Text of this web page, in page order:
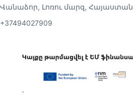
Վանաձոր, Լոռու մարզ, Հայաստան
+37494027909